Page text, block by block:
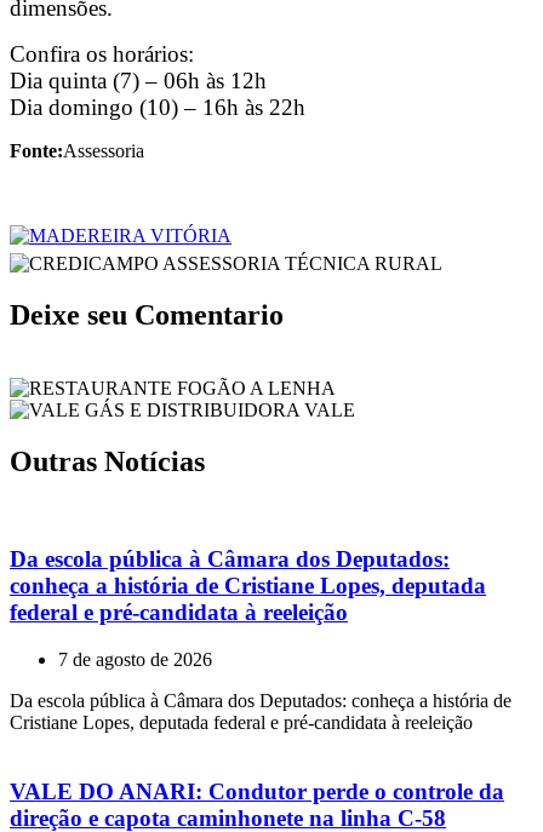
dimensões.
Confira os horários:
Dia quinta (7) – 06h às 12h
Dia domingo (10) – 16h às 22h
Fonte:Assessoria
Deixe seu Comentario
Outras Notícias
Da escola pública à Câmara dos Deputados:
conheça a história de Cristiane Lopes, deputada
federal e pré-candidata à reeleição
7 de agosto de 2026
Da escola pública à Câmara dos Deputados: conheça a história de
Cristiane Lopes, deputada federal e pré-candidata à reeleição
VALE DO ANARI: Condutor perde o controle da
direção e capota caminhonete na linha C-58